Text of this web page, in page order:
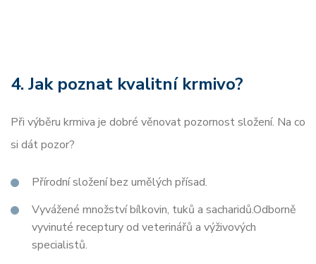
4. Jak poznat kvalitní krmivo?
Při výběru krmiva je dobré věnovat pozornost složení. Na co
si dát pozor?
Přírodní složení bez umělých přísad.
Vyvážené množství bílkovin, tuků a sacharidů.Odborně
vyvinuté receptury od veterinářů a výživových
specialistů.